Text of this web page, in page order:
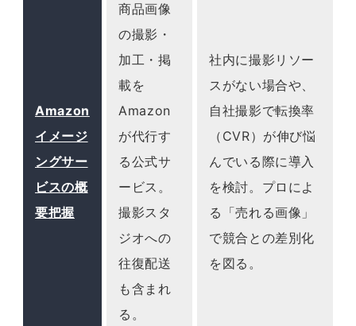
Amazon
イメージ
ングサー
ビスの概
要把握
商品画像
の撮影・
加工・掲
載を
Amazon
が代行す
る公式サ
ービス。
撮影スタ
ジオへの
往復配送
も含まれ
る。
社内に撮影リソー
スがない場合や、
自社撮影で転換率
（CVR）が伸び悩
んでいる際に導入
を検討。プロによ
る「売れる画像」
で競合との差別化
を図る。